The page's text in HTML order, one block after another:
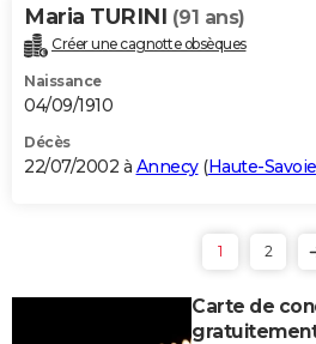
Maria TURINI (91 ans)
Créer une cagnotte obsèques
Naissance
04/09/1910
Décès
22/07/2002 à Annecy(Haute-Savoie
1 2
Carte de